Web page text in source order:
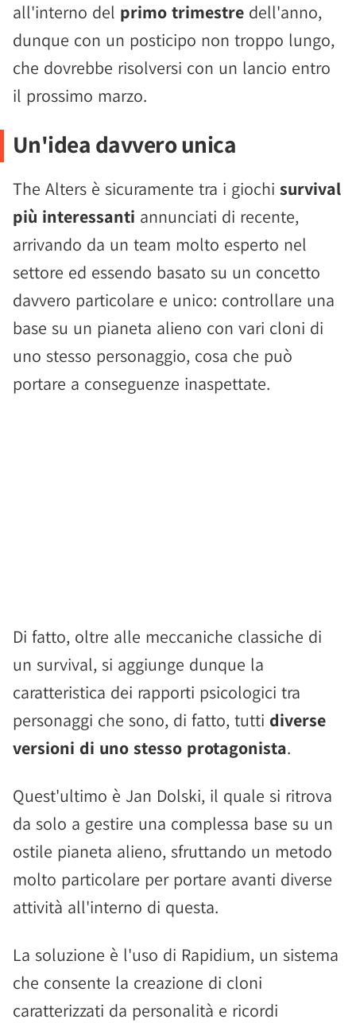
all'interno del primo trimestre dell'anno,
dunque con un posticipo non troppo lungo,
che dovrebbe risolversi con un lancio entro
il prossimo marzo.
Un'idea davvero unica
The Alters è sicuramente tra i giochi survival
più interessanti annunciati di recente,
arrivando da un team molto esperto nel
settore ed essendo basato su un concetto
davvero particolare e unico: controllare una
base su un pianeta alieno con vari cloni di
uno stesso personaggio, cosa che può
portare a conseguenze inaspettate.
Di fatto, oltre alle meccaniche classiche di
un survival, si aggiunge dunque la
caratteristica dei rapporti psicologici tra
personaggi che sono, di fatto, tutti diverse
versioni di uno stesso protagonista.
Quest'ultimo è Jan Dolski, il quale si ritrova
da solo a gestire una complessa base su un
ostile pianeta alieno, sfruttando un metodo
molto particolare per portare avanti diverse
attività all'interno di questa.
La soluzione è l'uso di Rapidium, un sistema
che consente la creazione di cloni
caratterizzati da personalità e ricordi